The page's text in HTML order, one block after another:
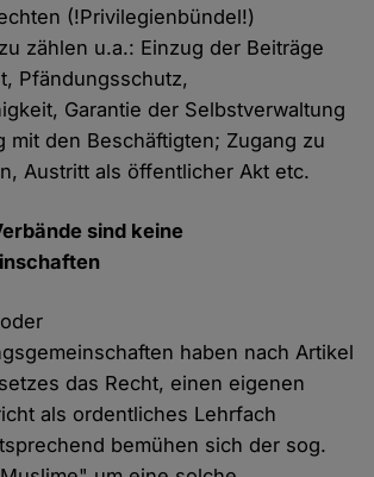
(!Privilegienbündel!)
zählen u.a.: Einzug der Beiträge
Pfändungsschutz,
Garantie der Selbstverwaltung
mit den Beschäftigten; Zugang zu
Austritt als öffentlicher Akt etc.
sind keine
haben nach Artikel
das Recht, einen eigenen
als ordentliches Lehrfach
bemühen sich der sog.